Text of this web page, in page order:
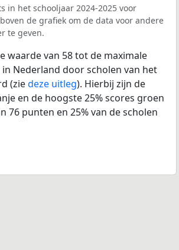
in het schooljaar 2024-2025 voor
de grafiek om de data voor andere
te geven.
waarde van 58 tot de maximale
Nederland door scholen van het
(ziedeze uitleg). Hierbij zijn de
en de hoogste 25% scores groen
76 punten en 25% van de scholen